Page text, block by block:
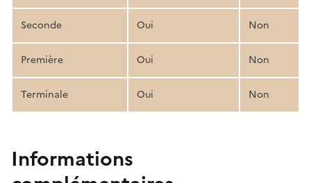
Seconde Oui Non
Première Oui Non
Terminale Oui Non
Informations